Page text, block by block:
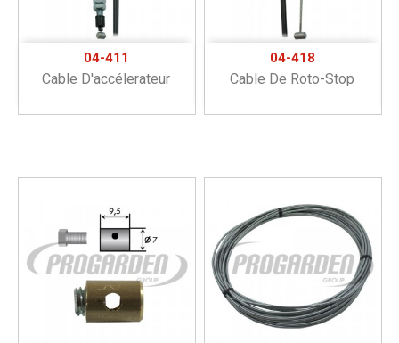
04-411
Cable D'accélerateur
04-418
Cable De Roto-Stop